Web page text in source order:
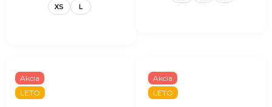
XS L
Akcia
LETO
Akcia
LETO